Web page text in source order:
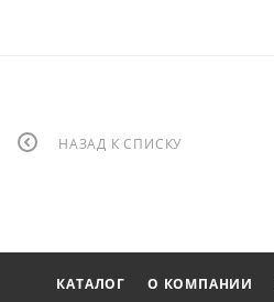
НАЗАД К СПИСКУ
КАТАЛОГ О КОМПАНИИ